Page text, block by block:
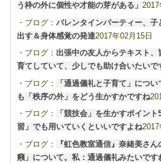
う枠の外に個性や才能の芽がある」 2017
・ブログ： バレンタインパーティー、
出す＆身体感覚の発達2017年02月15日
・ブログ： 出張中の友人からテキスト
育てしていて、少しでも助け合いたいで
・ブログ：
「通過儀礼と子育て」につ
も「秩序の外」をどう生かすかですね
・ブログ：
「競技会」を生かすポイン
習」でも用いていくといいですよね2017
・ブログ：
『虹色教室通信』奈緒美さ
癪」について。私：通過儀礼みたいです